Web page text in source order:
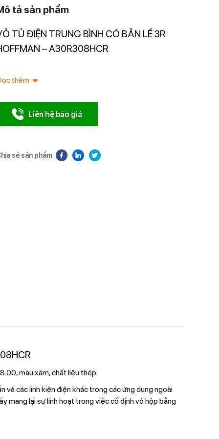
tả sản phẩm
TỦ ĐIỆN TRUNG BÌNH CÓ BẢN LỀ 3R
– A30R308HCR
thêm
Liên hệ báo giá
sẻ sản phẩm
màu xám, chất liệu thép.
và các linh kiện điện khác trong các ứng dụng ngoài
mang lại sự linh hoạt trong việc cố định vỏ hộp bằng